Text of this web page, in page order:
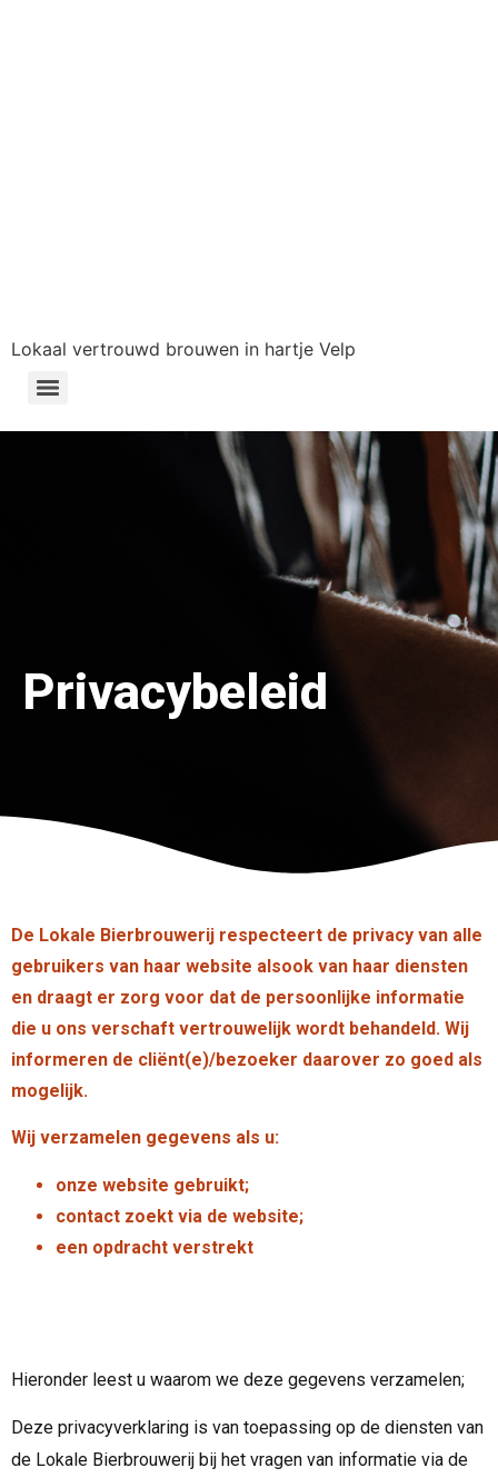
Lokaal vertrouwd brouwen in hartje Velp
Privacybeleid
De Lokale Bierbrouwerij respecteert de privacy van alle
gebruikers van haar website alsook van haar diensten
en draagt er zorg voor dat de persoonlijke informatie
die u ons verschaft vertrouwelijk wordt behandeld. Wij
informeren de cliënt(e)/bezoeker daarover zo goed als
mogelijk.
Wij verzamelen gegevens als u:
onze website gebruikt;
contact zoekt via de website;
een opdracht verstrekt
Hieronder leest u waarom we deze gegevens verzamelen;
Deze privacyverklaring is van toepassing op de diensten van
de Lokale Bierbrouwerij bij het vragen van informatie via de